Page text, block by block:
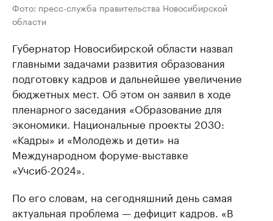
Фото: пресс-служба правительства Новосибирской
области
Губернатор Новосибирской области назвал
главными задачами развития образования
подготовку кадров и дальнейшее увеличение
бюджетных мест. Об этом он заявил в ходе
пленарного заседания «Образование для
экономики. Национальные проекты 2030:
«Кадры» и «Молодежь и дети» на
Международном форуме-выставке
«Учсиб-2024».
По его словам, на сегодняшний день самая
актуальная проблема — дефицит кадров. «В